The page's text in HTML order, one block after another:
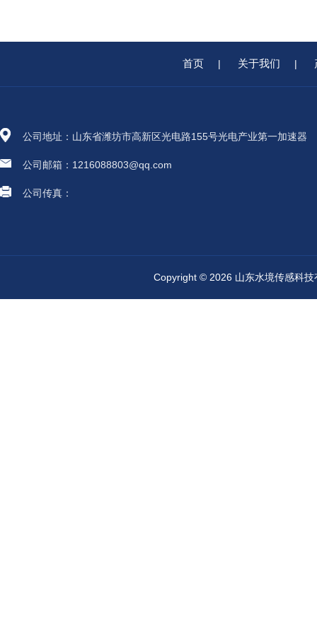
首页 | 关于我们 |
公司地址：山东省潍坊市高新区光电路155号光电产业第一加速器
公司邮箱：1216088803@qq.com
公司传真：
Copyright © 2026 山东水境传感科